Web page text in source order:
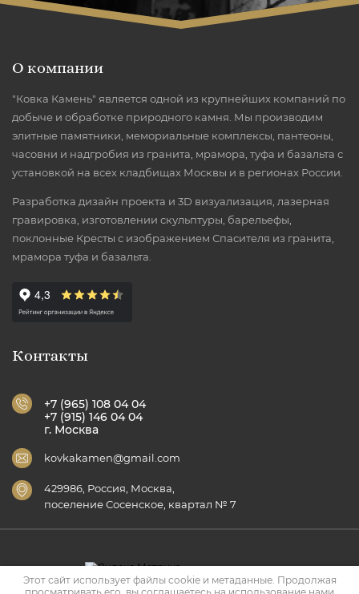
О компании
"Ковка Камень" является одной из крупнейших компаний по
добыче и обработке природного камня. Мы производим
элитные памятники, мемориальные комплексы, пантеоны,
часовни и надгробия из гранита, мрамора, туфа и базальта с
установкой на всех кладбищах Москвы и в регионах России.
Разработка дизайн проекта и 3D визуализация, лазерная
гравировка, изготовлении скульптуры, барельефы,
поклонные Кресты с изображением Спасителя из гранита,
мрамора туфа и базальта.
Контакты
+7 (965) 108 04 04
+7 (915) 146 04 04
г. Москва
kovkakamen@gmail.com
429986​​​​​​​, Россия, Москва,
​​​​​​​поселение Сосенское, квартал № 7
Этот сайт использует файлы cookie и метаданные. Продолжая